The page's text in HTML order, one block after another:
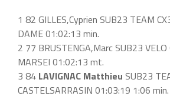
1 82 GILLES,Cyprien SUB23 TEAM
DAME 01:02:13 min.
2 77 BRUSTENGA,Marc SUB23
MARSEI 01:02:13 mt.
3 84 LAVIGNAC Matthieu SUB23
CASTELSARRASIN 01:03:19 1:06 min.